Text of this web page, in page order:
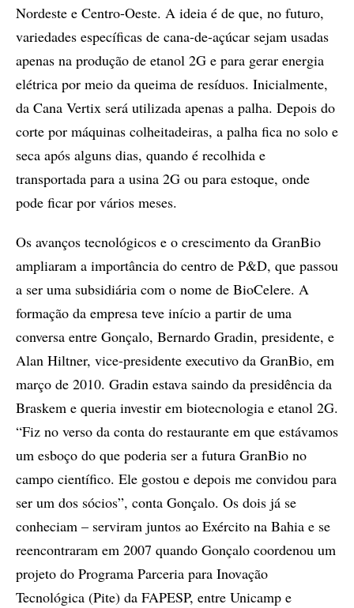
Nordeste e Centro-Oeste. A ideia é de que, no futuro,
variedades específicas de cana-de-açúcar sejam usadas
apenas na produção de etanol 2G e para gerar energia
elétrica por meio da queima de resíduos. Inicialmente,
da Cana Vertix será utilizada apenas a palha. Depois do
corte por máquinas colheitadeiras, a palha fica no solo e
seca após alguns dias, quando é recolhida e
transportada para a usina 2G ou para estoque, onde
pode ficar por vários meses.
Os avanços tecnológicos e o crescimento da GranBio
ampliaram a importância do centro de P&D, que passou
a ser uma subsidiária com o nome de BioCelere. A
formação da empresa teve início a partir de uma
conversa entre Gonçalo, Bernardo Gradin, presidente, e
Alan Hiltner, vice-presidente executivo da GranBio, em
março de 2010. Gradin estava saindo da presidência da
Braskem e queria investir em biotecnologia e etanol 2G.
“Fiz no verso da conta do restaurante em que estávamos
um esboço do que poderia ser a futura GranBio no
campo científico. Ele gostou e depois me convidou para
ser um dos sócios”, conta Gonçalo. Os dois já se
conheciam – serviram juntos ao Exército na Bahia e se
reencontraram em 2007 quando Gonçalo coordenou um
projeto do Programa Parceria para Inovação
Tecnológica (Pite) da FAPESP, entre Unicamp e